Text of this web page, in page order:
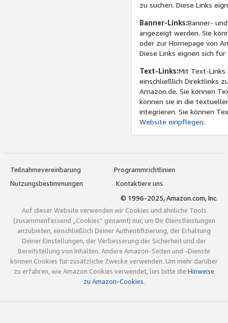
zu suchen. Diese Links
Banner-Links:Banner-
angezeigt werden. Sie
oder zur Homepage von
Diese Links eignen sich
Text-Links:Mit Text-Links
einschließlich Direktlinks
Amazon.de. Sie können
können sie in die
integrieren. Sie können
Website einpflegen.
Teilnahmevereinbarung
Programmrichtlinien
Nutzungsbestimmungen
Kontaktiere uns
© 1996-2025, Amazon.com, Inc.
Auf dieser Website verwenden wir Cookies und ähnliche Tools
(zusammenfassend „Cookies“ genannt) nur, um Dir Dienstleistungen
anzubieten, einschließlich Deiner Authentifizierung, der Erhaltung
Deiner Einstellungen, der Verbesserung der Sicherheit und der
Bereitstellung von Inhalten. Andere Amazon-Seiten und -Dienste
können Cookies für zusätzliche Zwecke verwenden. Um mehr darüber
zu erfahren, wie Amazon Cookies verwendet, lies bitte die Hinweise
zu Amazon-Cookies.